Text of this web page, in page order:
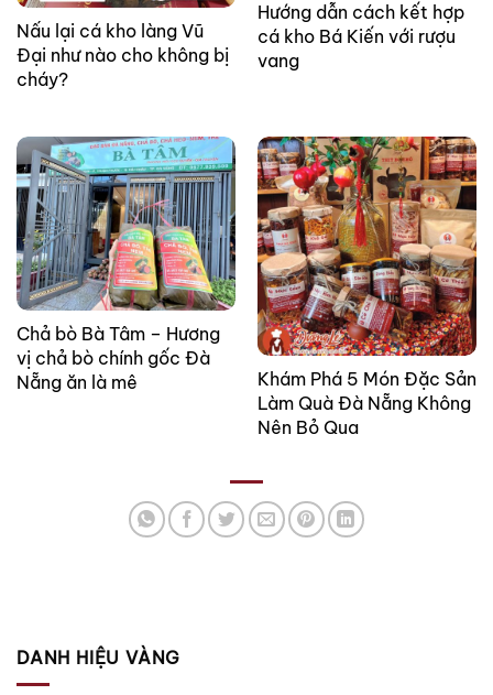
Nấu lại cá kho làng Vũ
Đại như nào cho không bị
cháy?
Hướng dẫn cách kết hợp
cá kho Bá Kiến với rượu
vang
Chả bò Bà Tâm – Hương
vị chả bò chính gốc Đà
Nẵng ăn là mê
Khám Phá 5 Món Đặc Sản
Làm Quà Đà Nẵng Không
Nên Bỏ Qua
DANH HIỆU VÀNG